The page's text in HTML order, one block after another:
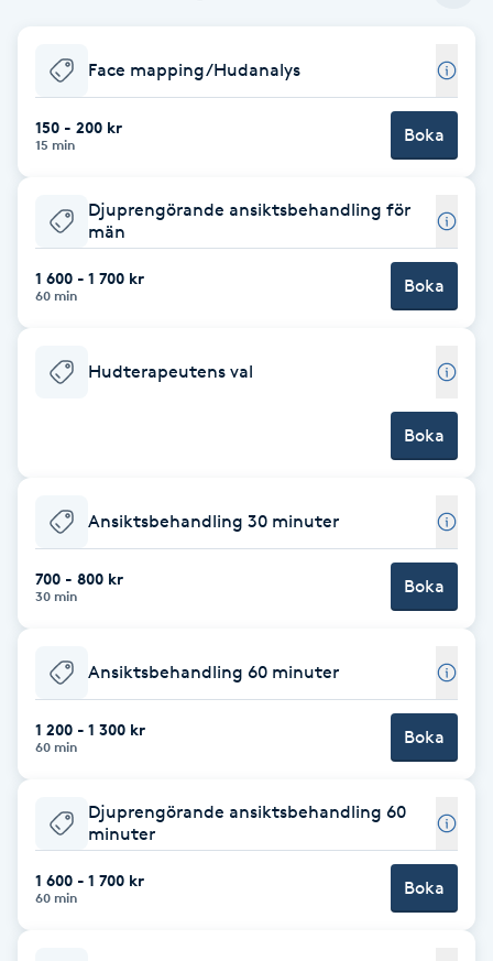
Balayage
Barber
Barnklippning
Bottenfärg
Brynformning
Brynfärgning
Brynplockning
Color correction
Face mapping/Hudanalys
150 - 200 kr
15 min Boka
Djuprengörande ansiktsbehandling för
män
1 600 - 1 700 kr
60 min Boka
Hudterapeutens val
Boka
Ansiktsbehandling 30 minuter
700 - 800 kr
30 min Boka
Ansiktsbehandling 60 minuter
1 200 - 1 300 kr
60 min Boka
Djuprengörande ansiktsbehandling 60
minuter
1 600 - 1 700 kr
60 min Boka